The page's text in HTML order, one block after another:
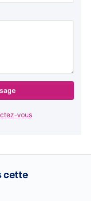
vous
cette